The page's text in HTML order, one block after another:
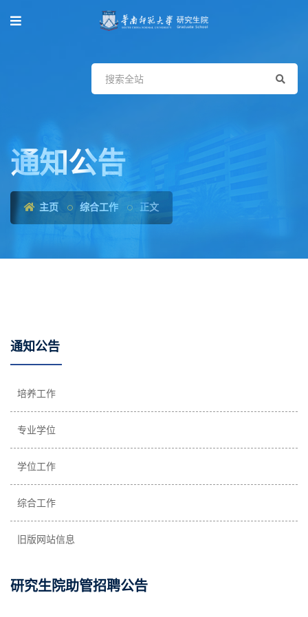
通知公告
主页 综合工作 正文
通知公告
培养工作
专业学位
学位工作
综合工作
旧版网站信息
研究生院助管招聘公告